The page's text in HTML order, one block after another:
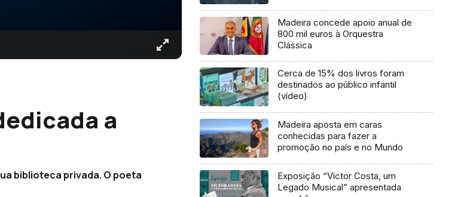
a
biblioteca privada. O poeta
Madeira concede apoio anual de
800 mil euros à Orquestra
Clássica
Cerca de 15% dos livros foram
destinados ao público infantil
(vídeo)
Madeira aposta em caras
conhecidas para fazer a
promoção no país e no Mundo
Exposição “Víctor Costa, um
Legado Musical” apresentada